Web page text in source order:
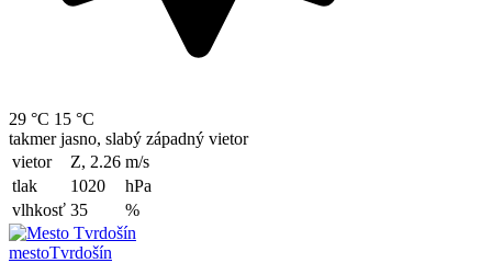
29 °C 15 °C
takmer jasno, slabý západný vietor
vietor
Z, 2.26 m/s
tlak
1020
hPa
vlhkosť 35 %
mestoTvrdošín